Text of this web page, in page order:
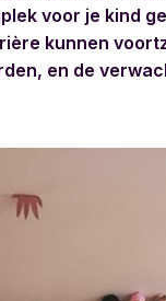
voor je kind
kunnen
en de